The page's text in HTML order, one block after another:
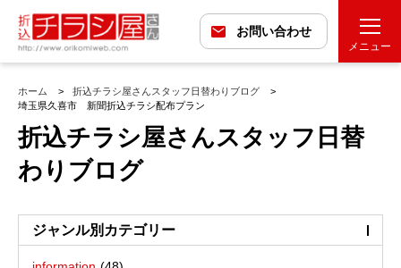
お問い合わせ
メニュー
ホーム
折込チラシ屋さんスタッフ日替わりブログ
埼玉県久喜市 新聞折込チラシ配布プラン
折込チラシ屋さんスタッフ日替
わりブログ
ジャンル別カテゴリー